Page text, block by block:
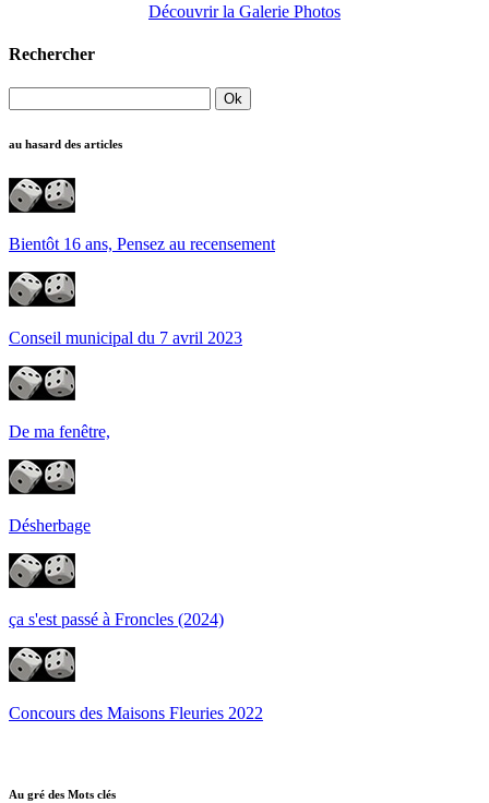
Découvrir la Galerie Photos
Rechercher
au hasard des articles
Bientôt 16 ans, Pensez au recensement
Conseil municipal du 7 avril 2023
De ma fenêtre,
Désherbage
ça s'est passé à Froncles (2024)
Concours des Maisons Fleuries 2022
Au gré des Mots clés